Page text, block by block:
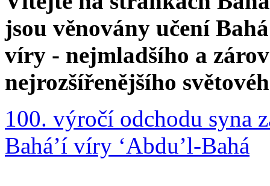
jsou věnovány učení
víry - nejmladšího a
nejrozšířenějšího
100. výročí odchodu syna
Bahá’í víry ‘Abdu’l-Bahá